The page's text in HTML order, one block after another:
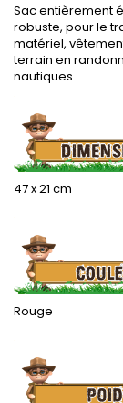
Sac entièrement
robuste, pour le
matériel,
terrain en
nautiques.
.
47 x 21 cm
.
Rouge
.